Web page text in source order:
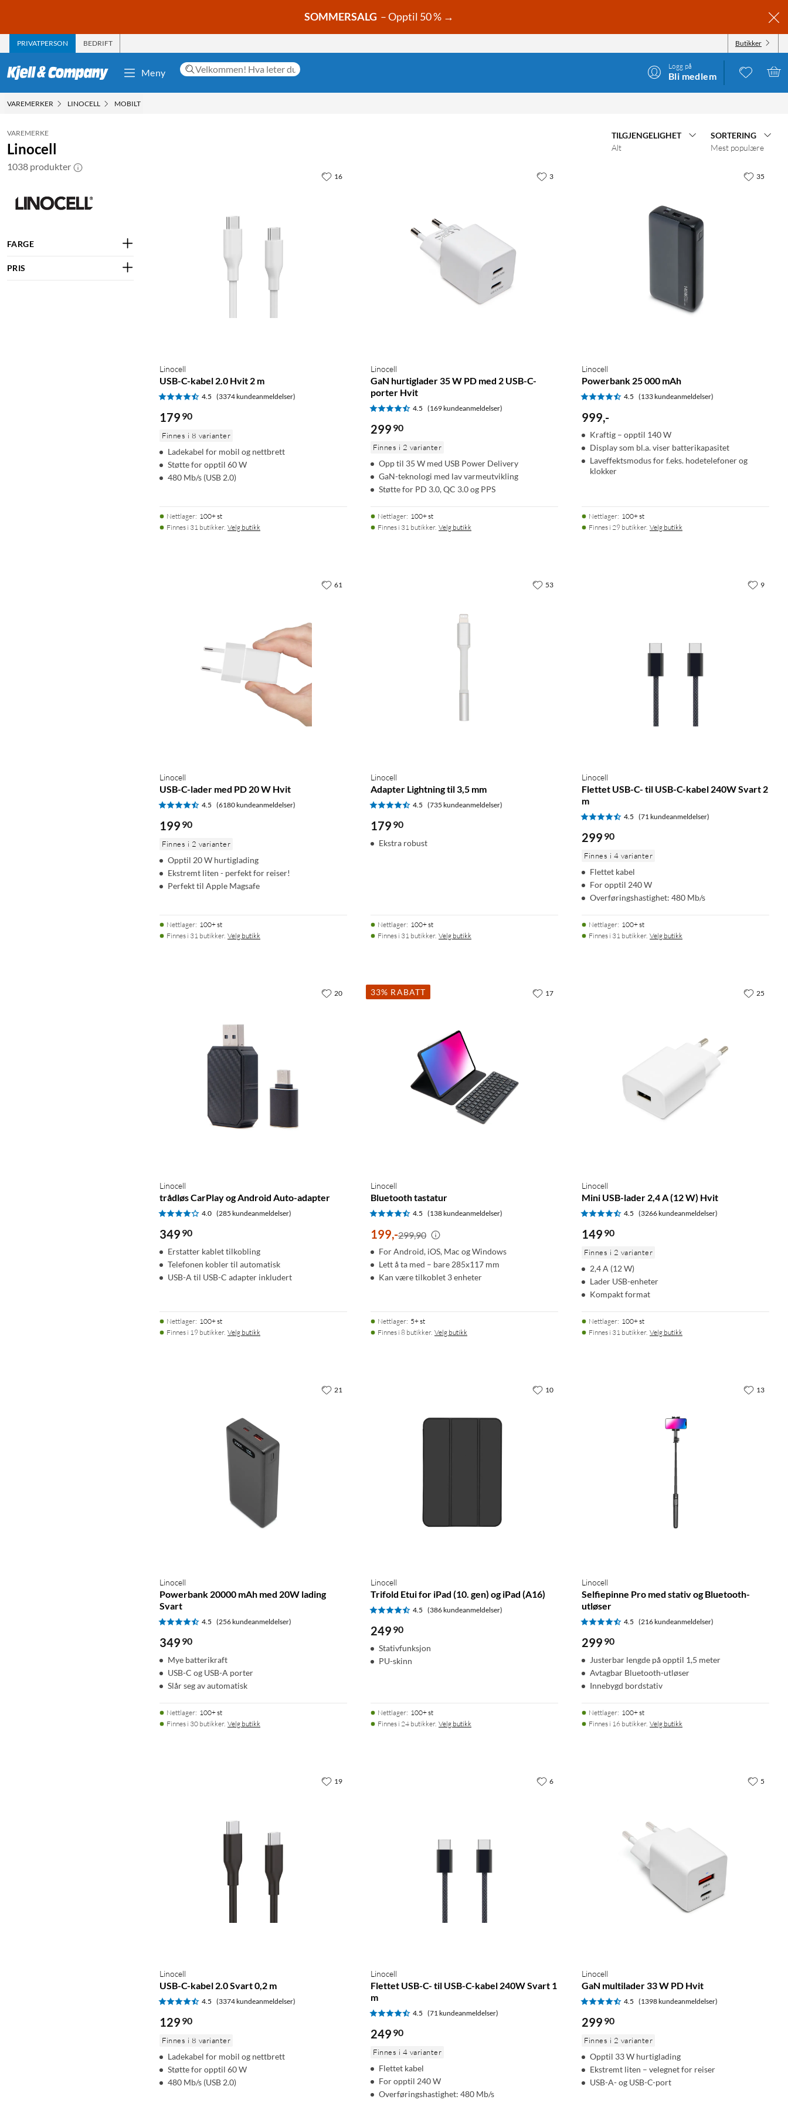
SOMMERSALG – Opptil 50 % →
PRIVATPERSON BEDRIFT Butikker
Meny
Logg på
Bli medlem
VAREMERKER LINOCELL MOBILT
VAREMERKE
Linocell
1038 produkter
FARGE
PRIS
TILGJENGELIGHET
Alt
SORTERING
Mest populære
Linocell
USB-C-kabel 2.0 Hvit 2 m
4.5 (3374 kundeanmeldelser)
179 90
Finnes i 8 varianter
Ladekabel for mobil og nettbrett
Støtte for opptil 60 W
480 Mb/s (USB 2.0)
Nettlager: 100+ st
Finnes i 31 butikker. Velg butikk
16
Linocell
GaN hurtiglader 35 W PD med 2 USB-C-
porter Hvit
4.5 (169 kundeanmeldelser)
299 90
Finnes i 2 varianter
Opp til 35 W med USB Power Delivery
GaN-teknologi med lav varmeutvikling
Støtte for PD 3.0, QC 3.0 og PPS
Nettlager: 100+ st
Finnes i 31 butikker. Velg butikk
3
Linocell
Powerbank 25 000 mAh
4.5 (133 kundeanmeldelser)
999,-
Kraftig – opptil 140 W
Display som bl.a. viser batterikapasitet
Laveffektsmodus for f.eks. hodetelefoner og
klokker
Nettlager: 100+ st
Finnes i 29 butikker. Velg butikk
35
Linocell
USB-C-lader med PD 20 W Hvit
4.5 (6180 kundeanmeldelser)
199 90
Finnes i 2 varianter
Opptil 20 W hurtiglading
Ekstremt liten - perfekt for reiser!
Perfekt til Apple Magsafe
Nettlager: 100+ st
Finnes i 31 butikker. Velg butikk
61
Linocell
Adapter Lightning til 3,5 mm
4.5 (735 kundeanmeldelser)
179 90
Ekstra robust
Nettlager: 100+ st
Finnes i 31 butikker. Velg butikk
53
Linocell
Flettet USB-C- til USB-C-kabel 240W Svart 2
m
4.5 (71 kundeanmeldelser)
299 90
Finnes i 4 varianter
Flettet kabel
For opptil 240 W
Overføringshastighet: 480 Mb/s
Nettlager: 100+ st
Finnes i 31 butikker. Velg butikk
9
Linocell
trådløs CarPlay og Android Auto-adapter
4.0 (285 kundeanmeldelser)
349 90
Erstatter kablet tilkobling
Telefonen kobler til automatisk
USB-A til USB-C adapter inkludert
Nettlager: 100+ st
Finnes i 19 butikker. Velg butikk
20 33% RABATT
Linocell
Bluetooth tastatur
4.5 (138 kundeanmeldelser)
199,-299,90
For Android, iOS, Mac og Windows
Lett å ta med – bare 285x117 mm
Kan være tilkoblet 3 enheter
Nettlager: 5+ st
Finnes i 8 butikker. Velg butikk
17
Linocell
Mini USB-lader 2,4 A (12 W) Hvit
4.5 (3266 kundeanmeldelser)
149 90
Finnes i 2 varianter
2,4 A (12 W)
Lader USB-enheter
Kompakt format
Nettlager: 100+ st
Finnes i 31 butikker. Velg butikk
25
Linocell
Powerbank 20000 mAh med 20W lading
Svart
4.5 (256 kundeanmeldelser)
349 90
Mye batterikraft
USB-C og USB-A porter
Slår seg av automatisk
Nettlager: 100+ st
Finnes i 30 butikker. Velg butikk
21
Linocell
Trifold Etui for iPad (10. gen) og iPad (A16)
4.5 (386 kundeanmeldelser)
249 90
Stativfunksjon
PU-skinn
Nettlager: 100+ st
Finnes i 24 butikker. Velg butikk
10
Linocell
Selfiepinne Pro med stativ og Bluetooth-
utløser
4.5 (216 kundeanmeldelser)
299 90
Justerbar lengde på opptil 1,5 meter
Avtagbar Bluetooth-utløser
Innebygd bordstativ
Nettlager: 100+ st
Finnes i 16 butikker. Velg butikk
13
Linocell
USB-C-kabel 2.0 Svart 0,2 m
4.5 (3374 kundeanmeldelser)
129 90
Finnes i 8 varianter
Ladekabel for mobil og nettbrett
Støtte for opptil 60 W
480 Mb/s (USB 2.0)
19
Linocell
Flettet USB-C- til USB-C-kabel 240W Svart 1
m
4.5 (71 kundeanmeldelser)
249 90
Finnes i 4 varianter
Flettet kabel
For opptil 240 W
Overføringshastighet: 480 Mb/s
6
Linocell
GaN multilader 33 W PD Hvit
4.5 (1398 kundeanmeldelser)
299 90
Finnes i 2 varianter
Opptil 33 W hurtiglading
Ekstremt liten – velegnet for reiser
USB-A- og USB-C-port
5